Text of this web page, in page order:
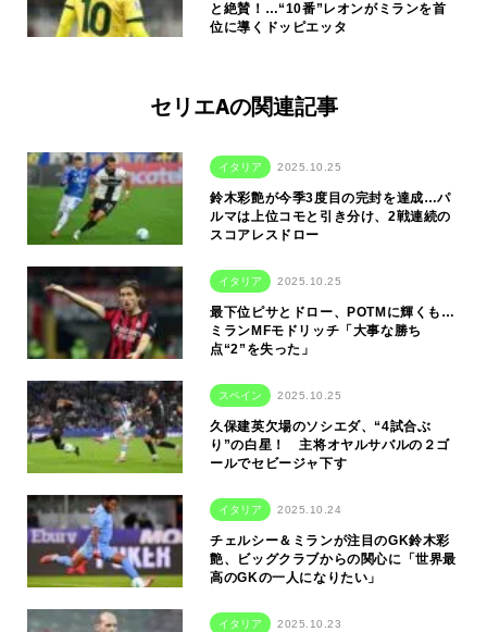
と絶賛！…“10番”レオンがミランを首
位に導くドッピエッタ
セリエAの関連記事
イタリア 2025.10.25
鈴木彩艶が今季3度目の完封を達成…パ
ルマは上位コモと引き分け、2戦連続の
スコアレスドロー
イタリア 2025.10.25
最下位ピサとドロー、POTMに輝くも…
ミランMFモドリッチ「大事な勝ち
点“2”を失った」
スペイン 2025.10.25
久保建英欠場のソシエダ、“4試合ぶ
り”の白星！ 主将オヤルサバルの２ゴ
ールでセビージャ下す
イタリア 2025.10.24
チェルシー＆ミランが注目のGK鈴木彩
艶、ビッグクラブからの関心に「世界最
高のGKの一人になりたい」
イタリア 2025.10.23